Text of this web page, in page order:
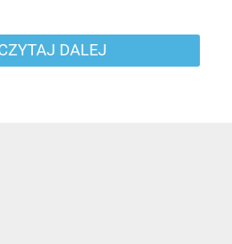
DALEJ